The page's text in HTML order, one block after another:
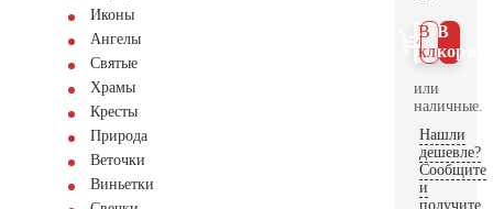
Иконы
Ангелы
Святые
Храмы
Кресты
Природа
Веточки
Виньетки
В
В 1
клик
или
наличные.
Нашли
дешевле?
Сообщите
и
получите